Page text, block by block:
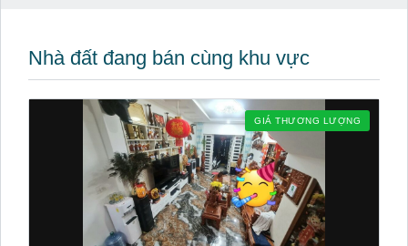
Nhà đất đang bán cùng khu vực
GIÁ THƯƠNG LƯỢNG